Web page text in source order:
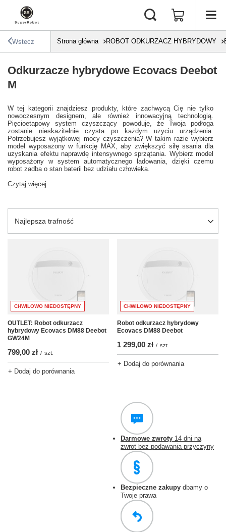
Wstecz Strona główna ROBOT ODKURZACZ HYBRYDOWY
Odkurzacze hybrydowe Ecovacs Deebot
M
W tej kategorii znajdziesz produkty, które zachwycą Cię nie tylko
nowoczesnym designem, ale również innowacyjną technologią.
Pięcioetapowy system czyszczący powoduje, że Twoja podłoga
zostanie nieskazitelnie czysta po każdym użyciu urządzenia.
Potrzebujesz wyjątkowej mocy czyszczenia? W takim razie wybierz
model wyposażony w funkcję MAX, aby zwiększyć siłę ssania dla
uzyskania efektu naprawdę intensywnego sprzątania. Wybierz model
wyposażony w system automatycznego ładowania, dzięki czemu
robot zadba o stan baterii bez udziału człowieka.
Czytaj więcej
Zmień sortowanie
Najlepsza trafność
CHWILOWO NIEDOSTĘPNY
OUTLET: Robot odkurzacz
hybrydowy Ecovacs DM88 Deebot
GW24M
799,00 zł / szt.
+ Dodaj do porównania
CHWILOWO NIEDOSTĘPNY
Robot odkurzacz hybrydowy
Ecovacs DM88 Deebot
1 299,00 zł / szt.
+ Dodaj do porównania
Darmowe zwroty 14 dni na
zwrot bez podawania przyczyny
Bezpieczne zakupy dbamy o
Twoje prawa